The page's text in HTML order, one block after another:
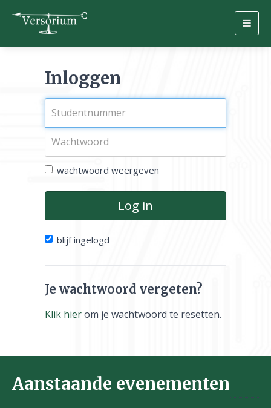
Inloggen
wachtwoord weergeven
Log in
blijf ingelogd
Je wachtwoord vergeten?
Klik hierom je wachtwoord te resetten.
Aanstaande evenementen